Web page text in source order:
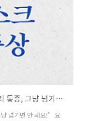
지속되고, 일상생활
애 등급은..
"허리디스크 초기 증상? 허리부터 다리 통증, 그냥 넘기면 안 돼요!"
냥 넘기면 안 돼요!" 요